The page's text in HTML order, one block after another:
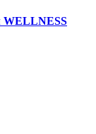
WELLNESS